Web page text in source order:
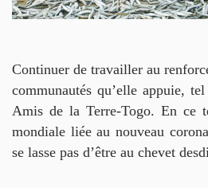
Continuer de travailler au
communautés qu’elle appuie,
Amis de la Terre-Togo. En ce
mondiale liée au nouveau
se lasse pas d’être au chevet